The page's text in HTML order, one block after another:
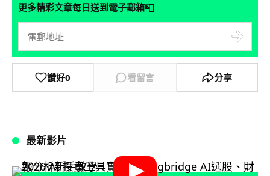
更多精彩文章每日送到電子郵箱📮
讚好0 看留言 分享
最新影片